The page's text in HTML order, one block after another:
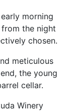
morning
the night
chosen.
meticulous
the young
cellar.
Winery